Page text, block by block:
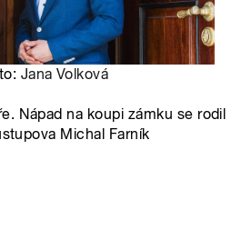
Jana Volková
Nápad na koupi zámku se rodil
Michal Farník